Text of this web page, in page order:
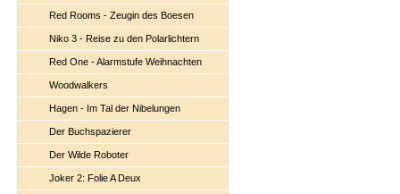
Red Rooms - Zeugin des Boesen
Niko 3 - Reise zu den Polarlichtern
Red One - Alarmstufe Weihnachten
Woodwalkers
Hagen - Im Tal der Nibelungen
Der Buchspazierer
Der Wilde Roboter
Joker 2: Folie A Deux